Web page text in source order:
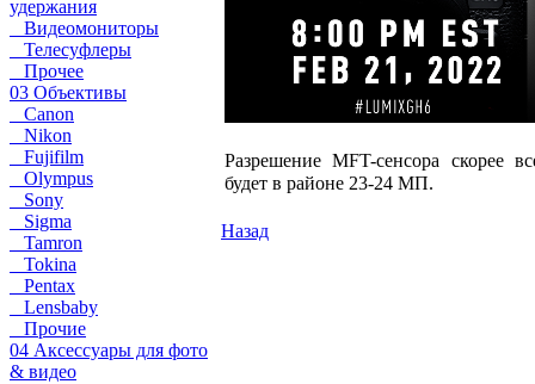
удержания
Видеомониторы
Телесуфлеры
Прочее
03 Объективы
Canon
Nikon
Fujifilm
Olympus
Sony
Sigma
Tamron
Tokina
Pentax
Lensbaby
Прочие
04 Аксессуары для фото
& видео
Разрешение MFT-сенсора скорее
будет в районе 23-24 МП.
Назад